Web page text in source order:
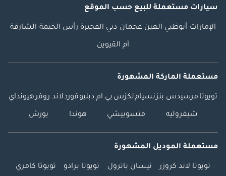
سيارات مستعملة للبيع حسب الموقع
الإمارات أبوظبي العين عجمان دبي الفجيرة رأس الخيمة الشارقة
أم القيوين
مستعملة الماركة المشهورة
تويوتا مرسيدس بنزنسياملكزس بي ام دبليوفوردلاند روفرهيونداي
شيفروليه متسوبيشي هوندا بورش
مستعملة الموديل المشهورة
تويوتا لاند كروزر نيسان باترول تويوتا برادو تويوتا كامري